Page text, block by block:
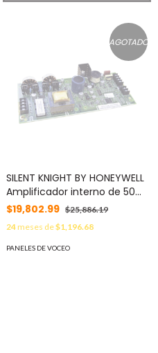
AGOTADO
SILENT KNIGHT BY HONEYWELL
Amplificador interno de 50
Watts con un circuito de voz
para Silent Knight MOD:
EVSINT50W
$19,802.99 $25,886.19
24meses de$1,196.68
PANELES DE VOCEO